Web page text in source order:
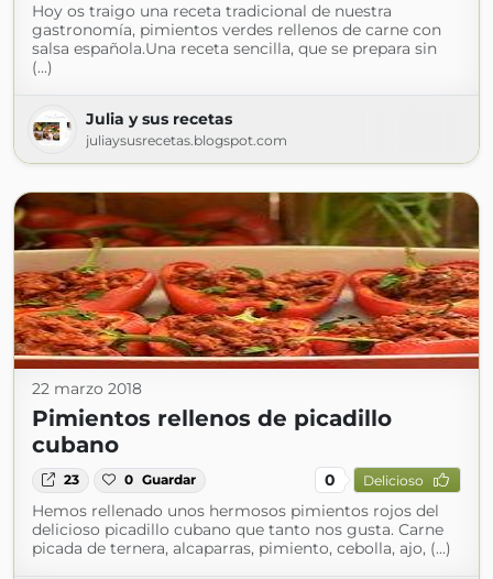
Hoy os traigo una receta tradicional de nuestra
gastronomía, pimientos verdes rellenos de carne con
salsa española.Una receta sencilla, que se prepara sin
(...)
Julia y sus recetas
juliaysusrecetas.blogspot.com
22 marzo 2018
Pimientos rellenos de picadillo
cubano
23 0 Guardar 0 Delicioso
Hemos rellenado unos hermosos pimientos rojos del
delicioso picadillo cubano que tanto nos gusta. Carne
picada de ternera, alcaparras, pimiento, cebolla, ajo, (...)